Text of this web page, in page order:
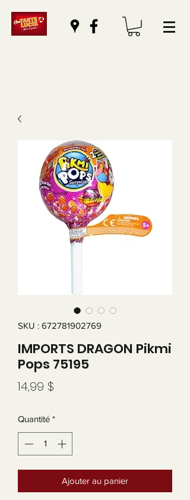
SKU : 672781902769
IMPORTS DRAGON Pikmi
Pops 75195
14,99 $
Quantité *
Ajouter au panier